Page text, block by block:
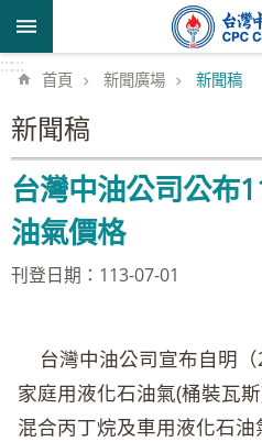
跳到主要內容區塊
::::::
首頁 新聞廣場 新聞稿
新聞稿
台灣中油公司公布
油氣價格
刊登日期：113-07-01
台灣中油公司宣布自明
家庭用液化石油氣(桶裝瓦
混合丙丁烷及車用液化石油